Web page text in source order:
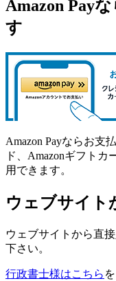
Amazon Pay
す
Amazon Payならお支
ド、Amazonギフトカ
用できます。
ウェブサイト
ウェブサイトから直接
下さい。
行政書士様はこちら